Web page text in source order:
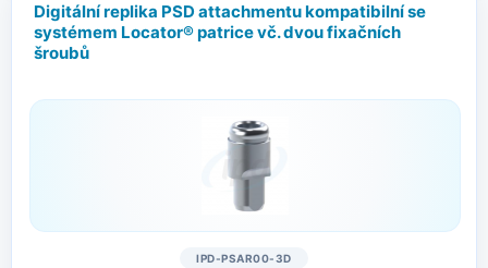
Digitální replika PSD attachmentu kompatibilní se
systémem Locator® patrice vč. dvou fixačních
šroubů
IPD-PSAR00-3D